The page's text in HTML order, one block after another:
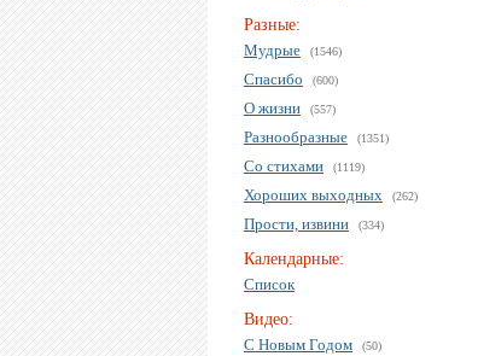
Разные:
Мудрые
(1546)
Спасибо (600)
О жизни (557)
Разнообразные (1351)
Со стихами (1119)
Хороших выходных (262)
Прости, извини (334)
Календарные:
Список
Видео:
С Новым Годом
(50)